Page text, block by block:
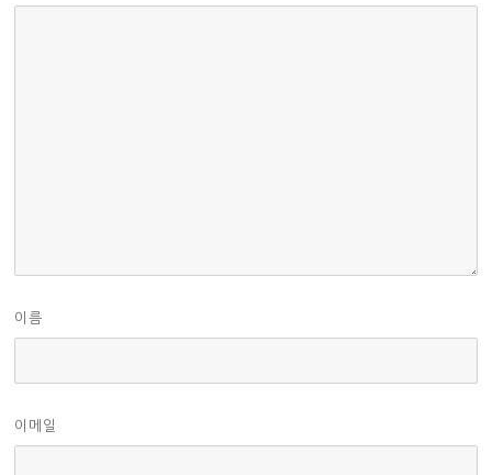
이름
이메일